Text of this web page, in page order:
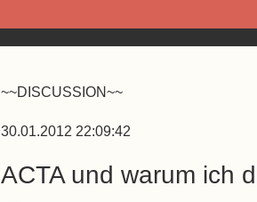
~~DISCUSSION~~
30.01.2012 22:09:42
ACTA und warum ich